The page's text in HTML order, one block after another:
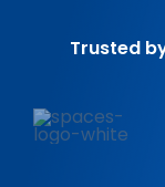
Trusted